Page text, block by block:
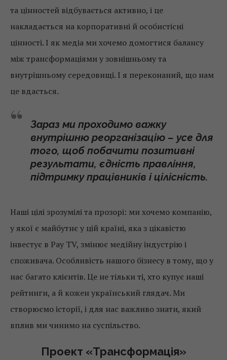
та цінностей відбувається активно, і це
накладається на корпоративні й особистісні
цінності. І як медіа ми хочемо домогтися балансу
між трансформаціями у зовнішньому та
внутрішньому середовищі. І я переконаний, що нам
це вдасться.
Зараз ми проходимо важку
внутрішню реорганізацію – усе для
того, щоб побачити позитивні
результати, єдність правління,
підтримку працівників і цілісність.
Наші цілі зрозумілі та прозорі: ми хочемо компанію,
у якої є майбутнє у цій країні, яка з цікавістю
інвестує в Pay TV, змінює медійну індустрію і
споживача. Особливість нашого бізнесу в тому, що у
нас багато клієнтів. Це не тільки ті, хто купує наші
рейтинги, а й кожен український глядач. Ми
створюємо історії, і для нас важливо знати, який
вплив ми чинимо на суспільство.
Проект «Трансформація»